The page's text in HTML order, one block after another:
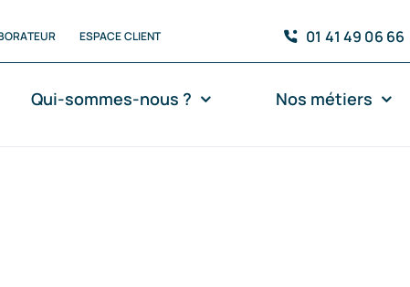
ESPACE CLIENT 01 41 49 06 66
Qui-sommes-nous ? Nos métiers